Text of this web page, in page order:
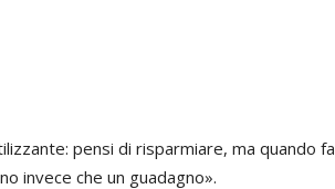
pensi di risparmiare, ma quando fa
invece che un guadagno».